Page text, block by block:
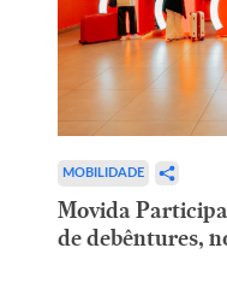
MOBILIDADE
Movida
de debêntures,